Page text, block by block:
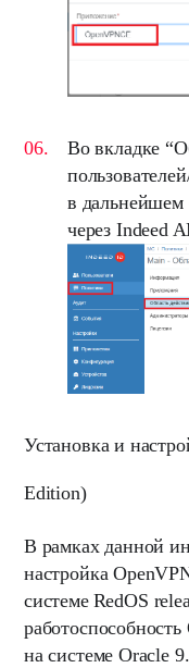
Во вкладке “
в дальнейшем
через Indeed
Установка и
Edition)
В рамках данной
настройка
системе RedOS
работоспособность
на системеOracle